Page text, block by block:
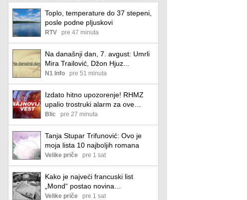
Toplo, temperature do 37 stepeni,
posle podne pljuskovi
RTV pre 47 minuta
Na današnji dan, 7. avgust: Umrli
Mira Trailović, Džon Hjuz...
N1 Info pre 51 minuta
Izdato hitno upozorenje! RHMZ
upalio trostruki alarm za ove
delove Srbije: Danas stižu olujni
udari i grmljavina, a onda kreće
novi pakao
Blic pre 27 minuta
Tanja Stupar Trifunović: Ovo je
moja lista 10 najboljih romana
Velike priče pre 1 sat
Kako je najveći francuski list
„Mond“ postao novina
establišmenta
Velike priče pre 1 sat